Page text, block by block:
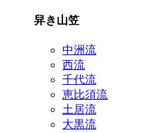
舁き山笠
中洲流
西流
千代流
恵比須流
土居流
大黒流